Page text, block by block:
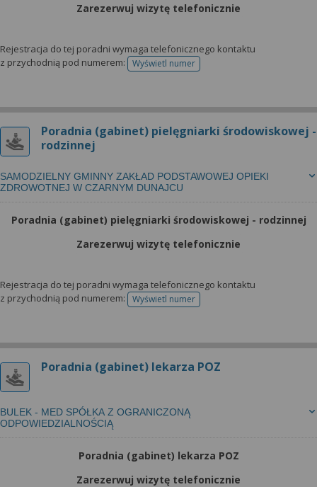
Zarezerwuj wizytę telefonicznie
Rejestracja do tej poradni wymaga telefonicznego kontaktu
z przychodnią pod numerem:
Wyświetl numertelefonu do rejestracji
Poradnia (gabinet) pielęgniarki środowiskowej -
rodzinnej
SAMODZIELNY GMINNY ZAKŁAD PODSTAWOWEJ OPIEKI
ZDROWOTNEJ W CZARNYM DUNAJCU
Poradnia (gabinet) pielęgniarki środowiskowej - rodzinnej
Zarezerwuj wizytę telefonicznie
Rejestracja do tej poradni wymaga telefonicznego kontaktu
z przychodnią pod numerem:
Wyświetl numertelefonu do rejestracji
Poradnia (gabinet) lekarza POZ
BULEK - MED SPÓŁKA Z OGRANICZONĄ
ODPOWIEDZIALNOŚCIĄ
Poradnia (gabinet) lekarza POZ
Zarezerwuj wizytę telefonicznie